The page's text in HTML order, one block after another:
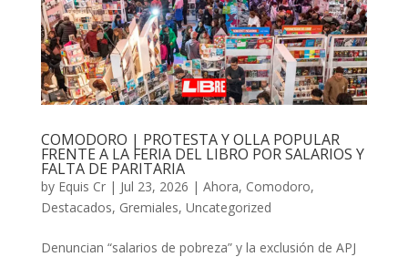
COMODORO | PROTESTA Y OLLA POPULAR
FRENTE A LA FERIA DEL LIBRO POR SALARIOS Y
FALTA DE PARITARIA
by Equis Cr| Jul 23, 2026 | Ahora, Comodoro,
Destacados, Gremiales, Uncategorized
Denuncian “salarios de pobreza” y la exclusión de APJ